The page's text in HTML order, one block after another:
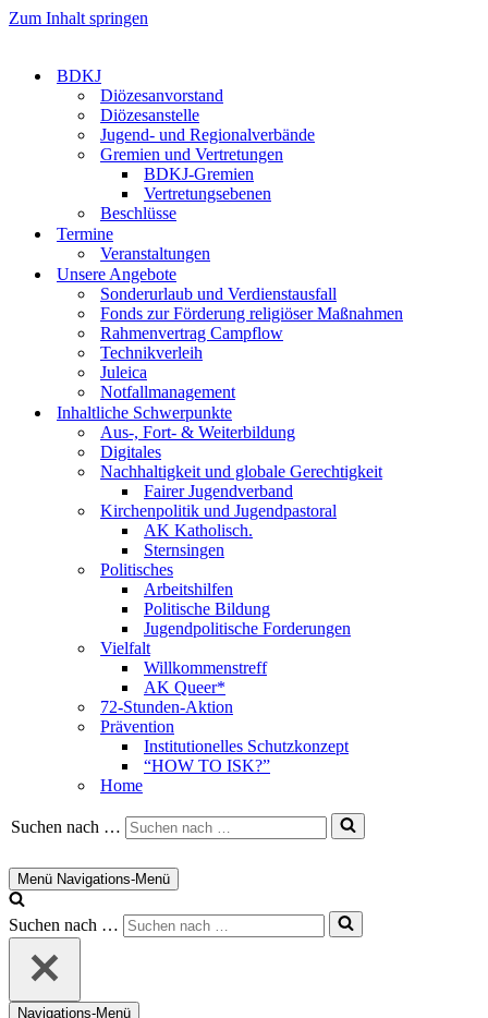
Zum Inhalt springen
BDKJ
Diözesanvorstand
Diözesanstelle
Jugend- und Regionalverbände
Gremien und Vertretungen
BDKJ-Gremien
Vertretungsebenen
Beschlüsse
Termine
Veranstaltungen
Unsere Angebote
Sonderurlaub und Verdienstausfall
Fonds zur Förderung religiöser Maßnahmen
Rahmenvertrag Campflow
Technikverleih
Juleica
Notfallmanagement
Inhaltliche Schwerpunkte
Aus-, Fort- & Weiterbildung
Digitales
Nachhaltigkeit und globale Gerechtigkeit
Fairer Jugendverband
Kirchenpolitik und Jugendpastoral
AK Katholisch.
Sternsingen
Politisches
Arbeitshilfen
Politische Bildung
Jugendpolitische Forderungen
Vielfalt
Willkommenstreff
AK Queer*
72-Stunden-Aktion
Prävention
Institutionelles Schutzkonzept
“HOW TO ISK?”
Home
Suchen nach …
Menü Navigations-Menü
Suchen nach …
Navigations-Menü